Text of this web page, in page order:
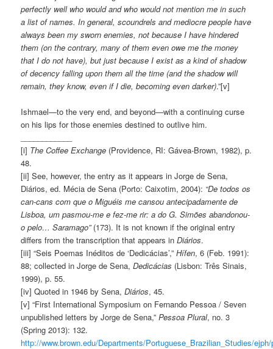
perfectly well who would and who would not mention me in such
a list of names. In general, scoundrels and mediocre people have
always been my sworn enemies, not because I have hindered
them (on the contrary, many of them even owe me the money
that I do not have), but just because I exist as a kind of shadow
of decency falling upon them all the time (and the shadow will
remain, they know, even if I die, becoming even darker).”[v]
Ishmael—to the very end, and beyond—with a continuing curse
on his lips for those enemies destined to outlive him.
[i] The Coffee Exchange (Providence, RI: Gávea-Brown, 1982), p.
48.
[ii] See, however, the entry as it appears in Jorge de Sena,
Diários, ed. Mécia de Sena (Porto: Caixotim, 2004): “De todos os
can-cans com que o Miguéis me cansou antecipadamente de
Lisboa, um pasmou-me e fez-me rir: a do G. Simões abandonou-
o pelo… Saramago”(173). It is not known if the original entry
differs from the transcription that appears inDiários.
[iii] “Seis Poemas Inéditos de ‘Dedicácias’,”Hífen, 6 (Feb. 1991):
88; collected in Jorge de Sena,Dedicácias (Lisbon: Três Sinais,
1999), p. 55.
[iv] Quoted in 1946 by Sena,Diários, 45.
[v] “First International Symposium on Fernando Pessoa / Seven
unpublished letters by Jorge de Sena,”Pessoa Plural, no. 3
(Spring 2013): 132.
http://www.brown.edu/Departments/Portuguese_Brazilian_Studies/